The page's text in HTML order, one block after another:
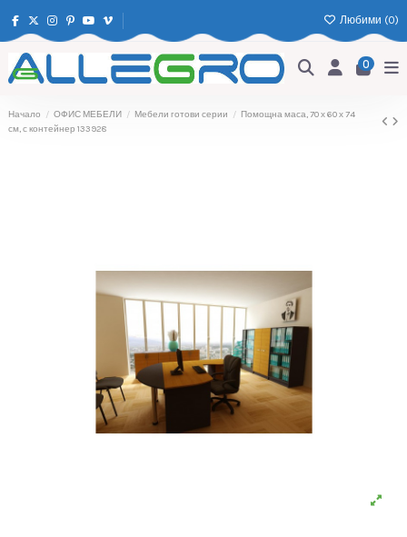
Любими (0)
0
Начало ОФИС МЕБЕЛИ Мебели готови серии
Помощна маса, 70 х 60 х 74
см, с контейнер 133928